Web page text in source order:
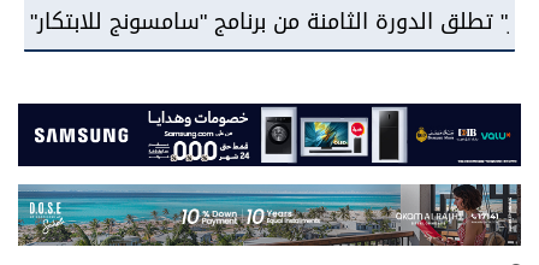
من برنامج "سامسونج للابتكار" وتوقع شراكة مع